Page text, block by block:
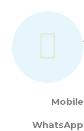
Mobile
WhatsApp